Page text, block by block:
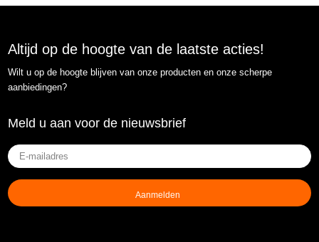
Altijd op de hoogte van de laatste acties!
Wilt u op de hoogte blijven van onze producten en onze scherpe
aanbiedingen?
Meld u aan voor de nieuwsbrief
E-
mailadres
(Vereist)